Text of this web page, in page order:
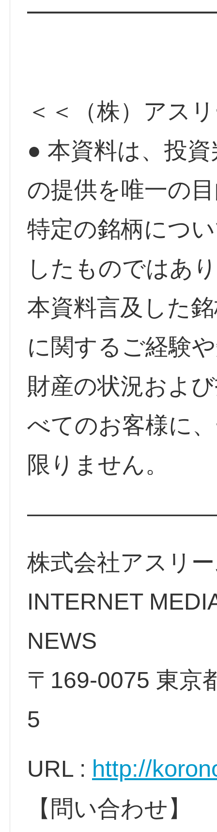
＜＜（株）アス
● 本資料は、投
の提供を唯一の
特定の銘柄につ
したものではあ
本資料言及した
に関するご経験
財産の状況およ
べてのお客様に
限りません。
株式会社アスリ
INTERNET
NEWS
〒169-0075 東京
5
URL : http://
【問い合わせ】